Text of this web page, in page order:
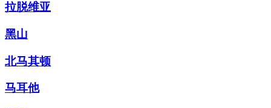
拉脱维亚
黑山
北马其顿
马耳他